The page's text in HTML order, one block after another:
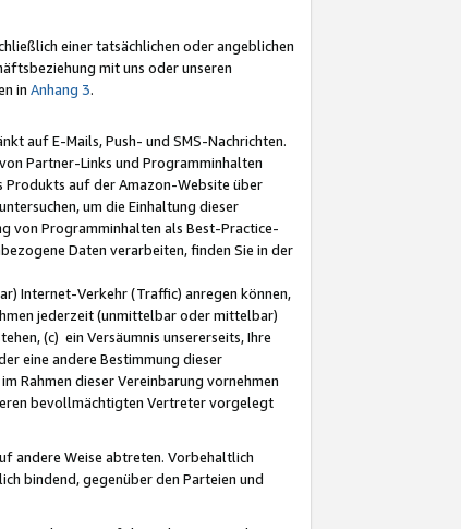
einer tatsächlichen oder angeblichen
mit uns oder unseren
in Anhang 3.
auf E-Mails, Push- und SMS-Nachrichten.
Partner-Links und Programminhalten
Produkts auf der Amazon-Website über
um die Einhaltung dieser
von Programminhalten als Best-Practice-
Daten verarbeiten, finden Sie in der
Internet-Verkehr (Traffic) anregen können,
jederzeit (unmittelbar oder mittelbar)
(c) ein Versäumnis unsererseits, Ihre
eine andere Bestimmung dieser
Rahmen dieser Vereinbarung vornehmen
bevollmächtigten Vertreter vorgelegt
andere Weise abtreten. Vorbehaltlich
bindend, gegenüber den Parteien und